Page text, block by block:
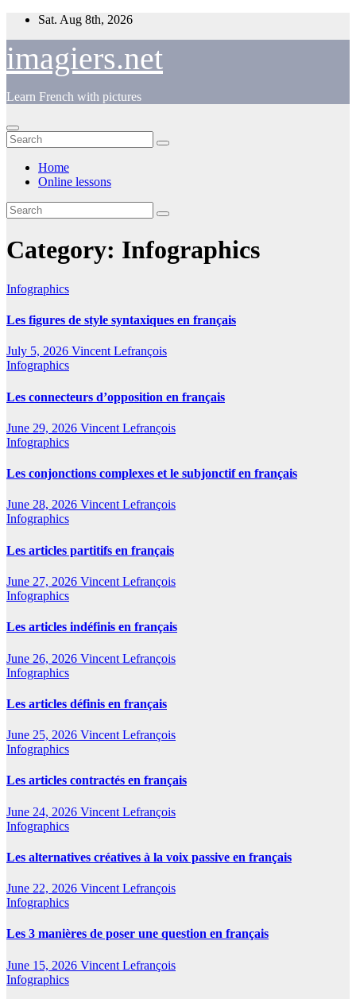
Skip
content
Sat. Aug 8th, 2026
imagiers.net
Learn French with pictures
Home
Online lessons
Category: Infographics
Infographics
Les figures de style syntaxiques en français
July 5, 2026 Vincent Lefrançois
Infographics
Les connecteurs d’opposition en français
June 29, 2026 Vincent Lefrançois
Infographics
Les conjonctions complexes et le subjonctif en français
June 28, 2026 Vincent Lefrançois
Infographics
Les articles partitifs en français
June 27, 2026 Vincent Lefrançois
Infographics
Les articles indéfinis en français
June 26, 2026 Vincent Lefrançois
Infographics
Les articles définis en français
June 25, 2026 Vincent Lefrançois
Infographics
Les articles contractés en français
June 24, 2026 Vincent Lefrançois
Infographics
Les alternatives créatives à la voix passive en français
June 22, 2026 Vincent Lefrançois
Infographics
Les 3 manières de poser une question en français
June 15, 2026 Vincent Lefrançois
Infographics